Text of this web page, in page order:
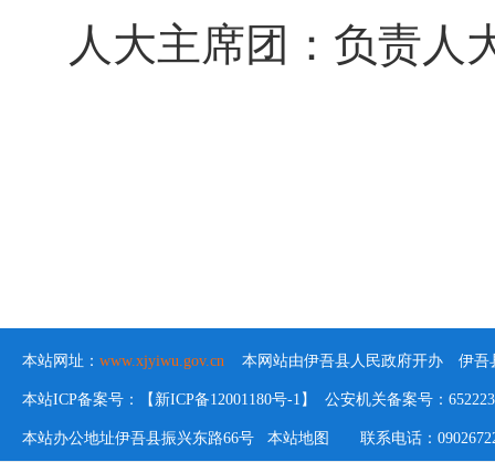
人大主席团： 负责人
本站网址： www.xjyiwu.gov.cn 本网站由伊吾县人民政府开办 伊吾
本站ICP备案号：【新ICP备12001180号-1】 公安机关备案号：
本站办公地址伊吾县振兴东路66号 本站地图 联系电话：